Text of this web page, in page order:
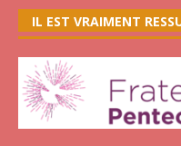
IL EST VRAIMENT